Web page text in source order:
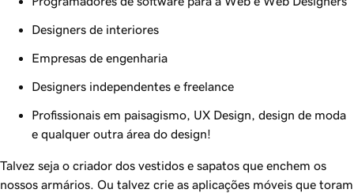
Designers de interiores
Empresas de engenharia
Designers independentes e freelance
Profissionais em paisagismo, UX Design, design de moda
e qualquer outra área do design!
Talvez seja o criador dos vestidos e sapatos que enchem os
nossos armários. Ou talvez crie as aplicações móveis que toram